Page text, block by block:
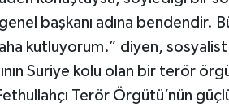
başkanı adına bendendir.
kutluyorum.” diyen,
Suriye kolu olan bir terör
Terör Örgütü’nün